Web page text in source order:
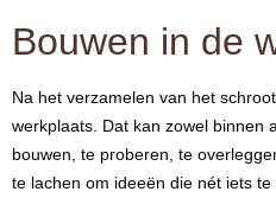
Bouwen in de
Na het verzamelen van het
werkplaats. Dat kan zowel binnen
bouwen, te proberen, te
te lachen om ideeën die nét iets te